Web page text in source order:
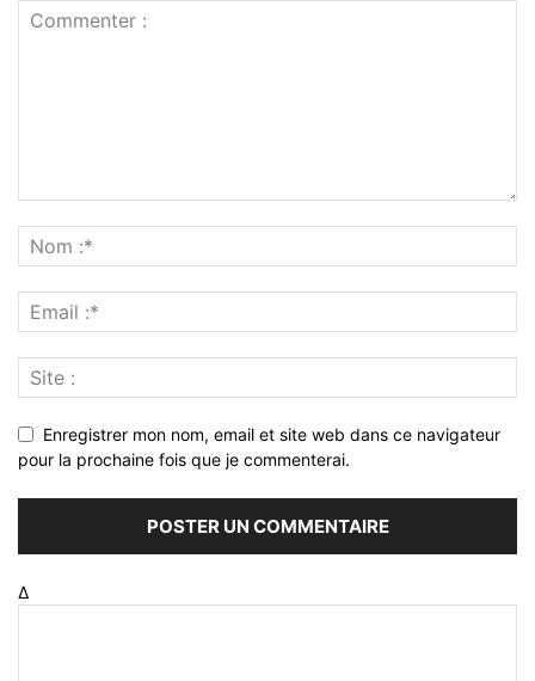
Enregistrer mon nom, email et site web dans ce navigateur
pour la prochaine fois que je commenterai.
Δ